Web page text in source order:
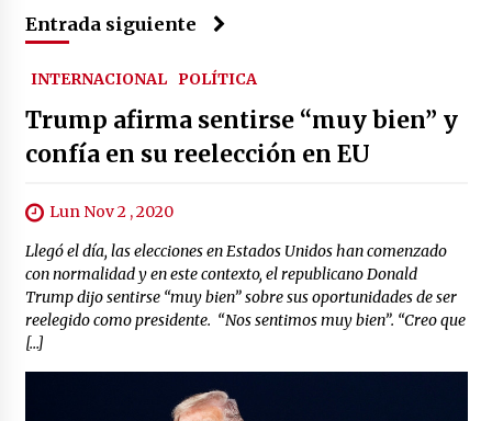
Entrada siguiente
INTERNACIONAL POLÍTICA
Trump afirma sentirse “muy bien” y
confía en su reelección en EU
Lun Nov 2 , 2020
Llegó el día, las elecciones en Estados Unidos han comenzado
con normalidad y en este contexto, el republicano Donald
Trump dijo sentirse “muy bien” sobre sus oportunidades de ser
reelegido como presidente. “Nos sentimos muy bien”. “Creo que
[…]